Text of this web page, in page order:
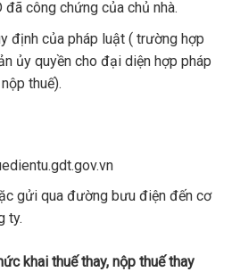
đã công chứng của chủ nhà.
định của pháp luật ( trường hợp
ủy quyền cho đại diện hợp pháp
thuế).
gửi qua đường bưu điện đến cơ
ty.
khai thuế thay, nộp thuế thay